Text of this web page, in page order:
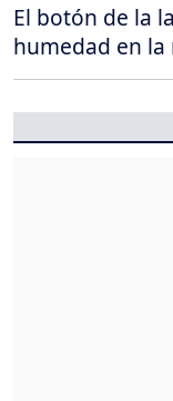
El botón de la
humedad en la